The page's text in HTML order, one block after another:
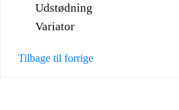
Udstødning
Variator
Tilbage til forrige